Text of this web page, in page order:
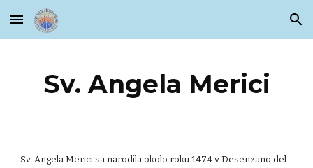
Skip to main content Skip to navigation
Sv. Angela Merici
Sv. Angela Merici sa narodila okolo roku 1474 v Desenzano del